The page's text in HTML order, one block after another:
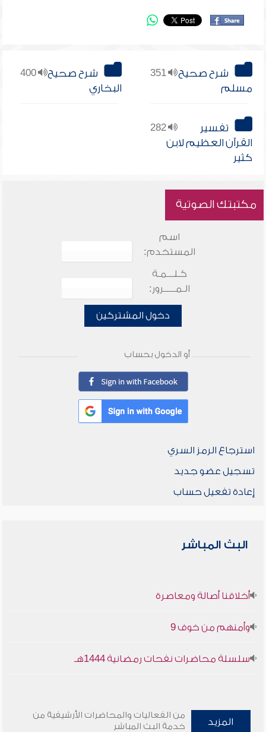
351
شرح صحيح
مسلم
400
شرح صحيح
البخاري
282
تفسير
القرآن العظيم لابن
كثير
مكتبتك الصوتية
اسم
المستخدم:
كـلـــمـة
الـمـــــرور:
دخول المشتركين
أو الدخول بحساب
استرجاع الرمز السري
تسجيل عضو جديد
إعادة تفعيل حساب
البث المباشر
أخلاقنا أصالة ومعاصرة
وأمنهم من خوف 9
سلسلة محاضرات نفحات رمضانية 1444هـ
المزيد
من الفعاليات والمحاضرات الأرشيفية من
خدمة البث المباشر